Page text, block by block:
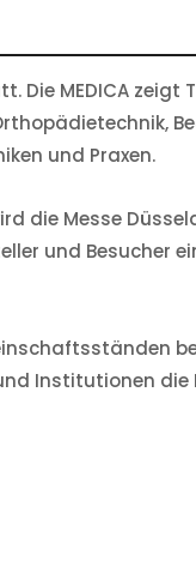
Die MEDICA zeigt
und Praxen.
die Messe
und Besucher
Institutionen die